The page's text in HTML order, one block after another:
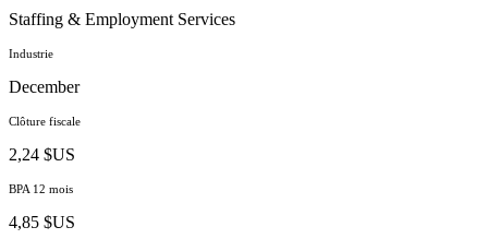
Staffing & Employment Services
Industrie
December
Clôture fiscale
2,24 $US
BPA 12 mois
4,85 $US